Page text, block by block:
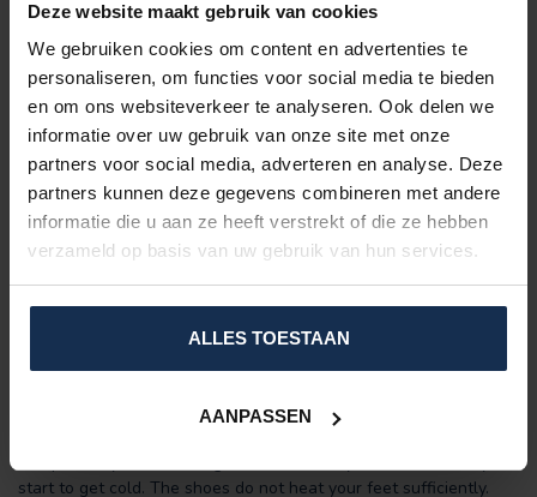
Deze website maakt gebruik van cookies
We gebruiken cookies om content en advertenties te
personaliseren, om functies voor social media te bieden
en om ons websiteverkeer te analyseren. Ook delen we
informatie over uw gebruik van onze site met onze
partners voor social media, adverteren en analyse. Deze
partners kunnen deze gegevens combineren met andere
informatie die u aan ze heeft verstrekt of die ze hebben
verzameld op basis van uw gebruik van hun services.
ALLES TOESTAAN
AANPASSEN
HEATED INSOLES / HEATED INSOLES:
start to get cold. The shoes do not heat your feet sufficiently.